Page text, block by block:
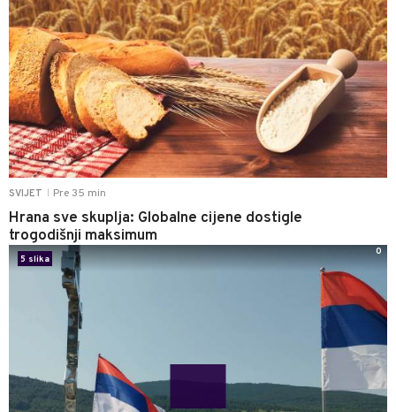
SVIJET Pre 35 min
Hrana sve skuplja: Globalne cijene dostigle
trogodišnji maksimum
5 slika
0